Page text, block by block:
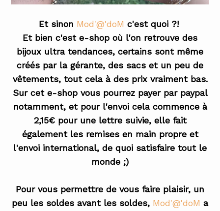
Et sinon Mod'@'doM c'est quoi ?!
Et bien c'est e-shop où l'on retrouve des
bijoux ultra tendances, certains sont même
créés par la gérante, des sacs et un peu de
vêtements, tout cela à des prix vraiment bas.
Sur cet e-shop vous pourrez payer par paypal
notamment, et pour l'envoi cela commence à
2,15€ pour une lettre suivie, elle fait
également les remises en main propre et
l'envoi international, de quoi satisfaire tout le
monde ;)
Pour vous permettre de vous faire plaisir, un
peu les soldes avant les soldes, Mod'@'doM a